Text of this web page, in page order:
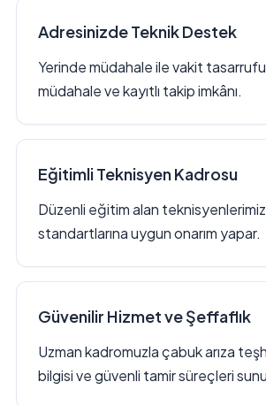
Adresinizde Teknik Destek
Yerinde müdahale ile vakit
müdahale ve kayıtlı takip imkânı.
Eğitimli Teknisyen Kadrosu
Düzenli eğitim alan
standartlarına uygun onarım yapar.
Güvenilir Hizmet ve Şeffaflık
Uzman kadromuzla çabuk arıza
bilgisi ve güvenli tamir süreçleri